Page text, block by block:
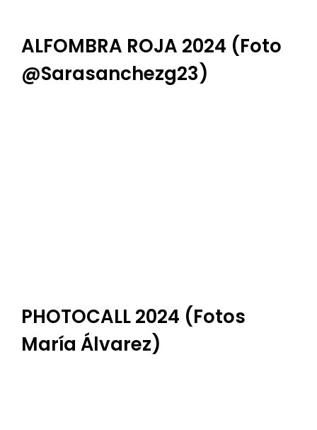
ALFOMBRA ROJA 2024 (foto
@sarasanchezg23)
PHOTOCALL 2024 (Fotos
María Álvarez)